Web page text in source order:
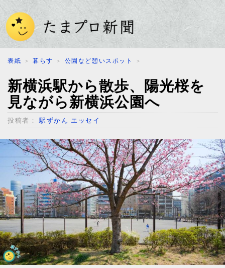
表紙 ＞暮らす ＞ 公園など憩いスポット ＞
新横浜駅から散歩、陽光桜を
見ながら新横浜公園へ
投稿者： 駅ずかん エッセイ